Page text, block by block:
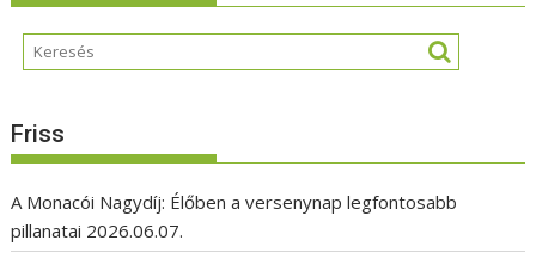
Friss
A Monacói Nagydíj: Élőben a versenynap legfontosabb
pillanatai 2026.06.07.